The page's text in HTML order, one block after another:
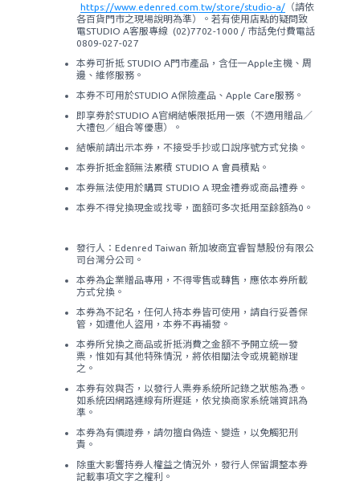
https://www.edenred.com.tw/store/studio-a/ （請依
各百貨門市之現場說明為準）。若有使用店點的疑問致
電STUDIO A客服專線 (02)7702-1000 / 市話免付費電話
0809-027-027
本券可折抵 STUDIO A門市產品，含任一Apple主機、周
邊、維修服務。
本券不可用於STUDIO A保險產品、Apple Care服務。
即享券於STUDIO A官網結帳限抵用一張（不適用贈品／
大禮包／組合等優惠）。
結帳前請出示本券，不接受手抄或口說序號方式兌換。
本券折抵金額無法累積 STUDIO A 會員積點。
本券無法使用於購買 STUDIO A 現金禮券或商品禮券。
本券不得兌換現金或找零，面額可多次抵用至餘額為0。
發行人：Edenred Taiwan 新加坡商宜睿智慧股份有限公
司台灣分公司。
本券為企業贈品專用，不得零售或轉售，應依本券所載
方式兌換。
本券為不記名，任何人持本券皆可使用，請自行妥善保
管，如遭他人盜用，本券不再補發。
本券所兌換之商品或折抵消費之金額不予開立統一發
票，惟如有其他特殊情況，將依相關法令或規範辦理
之。
本券有效與否，以發行人票券系統所記錄之狀態為憑。
如系統因網路連線有所遲延，依兌換商家系統端資訊為
準。
本券為有價證券，請勿擅自偽造、變造，以免觸犯刑
責。
除重大影響持券人權益之情況外，發行人保留調整本券
記載事項文字之權利。